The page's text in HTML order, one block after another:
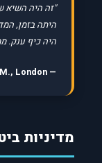
"זה היה השיא
היתה בזמן,
היה כיף ענק.
— Sarah M., London
מדיניות